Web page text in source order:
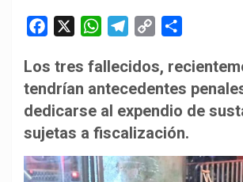
c
e
b
o
k
W
a
t
s
A
p
l
e
g
r
m
p
y
L
i
k
m
p
a
r
i
Los tres fallecidos,
tendrían antecedentes
dedicarse al expendio de
sujetas a fiscalización.